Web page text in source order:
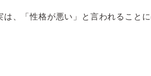
は、「性格が悪い」と言われること